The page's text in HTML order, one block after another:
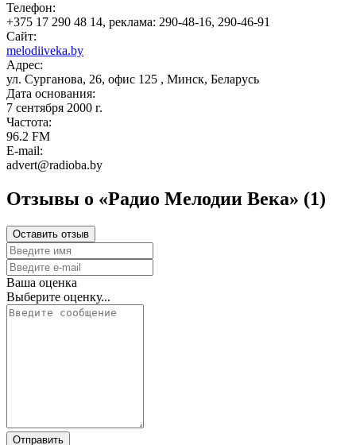
Телефон:
+375 17 290 48 14, реклама: 290-48-16, 290-46-91
Сайт:
melodiiveka.by
Адрес:
ул. Сурганова, 26, офис 125 , Минск, Беларусь
Дата основания:
7 сентября 2000 г.
Частота:
96.2 FM
E-mail:
advert@radioba.by
Отзывы о «Радио Мелодии Века» (1)
Оставить отзыв
Ваша оценка
Выберите оценку...
Отправить